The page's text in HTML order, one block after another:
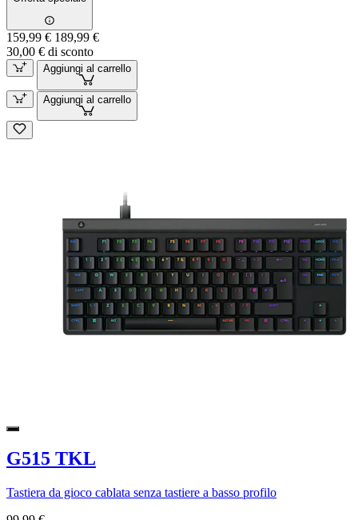
159,99 € 189,99 €
30,00 € di sconto
Aggiungi al carrello
Aggiungi al carrello
G515 TKL
Tastiera da gioco cablata senza tastiere a basso profilo